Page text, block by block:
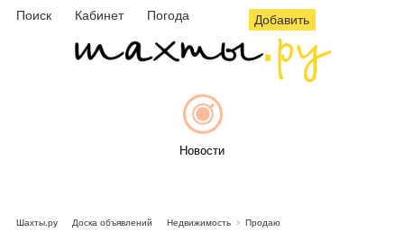
Поиск Кабинет Погода Добавить
Новости
Шахты.ру Доска объявлений Недвижимость Продаю